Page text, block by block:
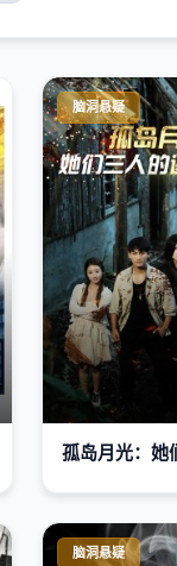
脑洞悬疑
脑洞悬疑